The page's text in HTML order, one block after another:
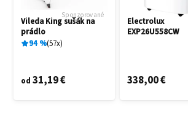
Sponzorované
Vileda King sušák na
prádlo
94% 57x
od 31,19 €
Electrolux
EXP26U558CW
338,00 €